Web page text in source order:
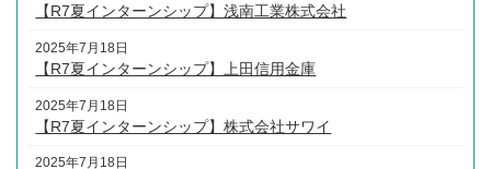
【R7夏インターンシップ】浅南工業株式会社
2025年7月18日
【R7夏インターンシップ】上田信用金庫
2025年7月18日
【R7夏インターンシップ】株式会社サワイ
2025年7月18日